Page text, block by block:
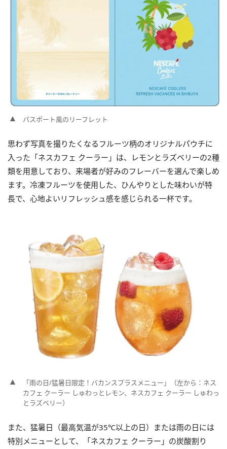
パスポート風のリーフレット
思わず写真を撮りたくなるフルーツ柄のオリジナルパウチに
入った「ネスカフェ クーラー」は、レモンとラズベリーの2種
類を用意しており、来場者が好みのフレーバーを選んで楽しめ
ます。冷凍フルーツを使用した、ひんやりとした味わいが特
長で、心地よいリフレッシュ感を感じられる一杯です。
「雨の日/猛暑日限定！バカンスプラスメニュー」（左から：ネス
カフェ クーラー しゅわっとレモン、ネスカフェ クーラー しゅわっ
とラズベリー）
また、猛暑日（最高気温が35℃以上の日）または雨の日には
特別メニューとして、「ネスカフェ クーラー」の炭酸割り